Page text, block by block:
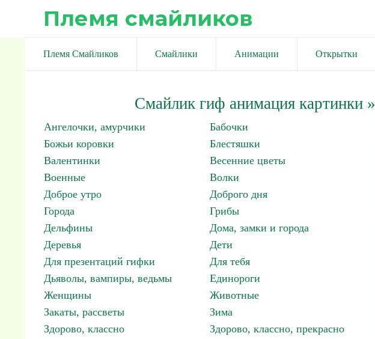
Племя смайликов
Племя Смайликов Смайлики Анимации Открытки
Смайлик гиф анимация картинки»
Ангелочки, амурчики Бабочки
Божьи коровки
Блестяшки
Валентинки
Весенние цветы
Военные
Волки
Доброе утро
Доброго дня
Города
Грибы
Дельфины
Дома, замки и города
Деревья
Дети
Для презентаций гифки
Для тебя
Дьяволы, вампиры, ведьмы
Единороги
Женщины
Животные
Закаты, рассветы
Зима
Здорово, классно
Здорово, классно, прекрасно